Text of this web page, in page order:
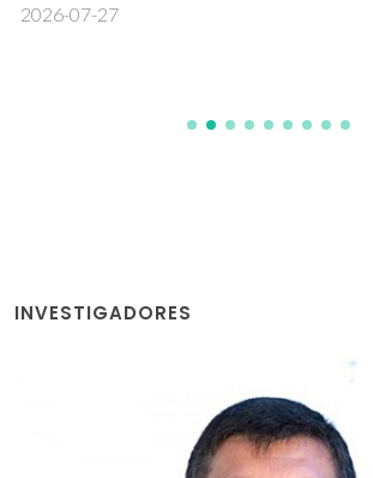
2026-07-27
INVESTIGADORES